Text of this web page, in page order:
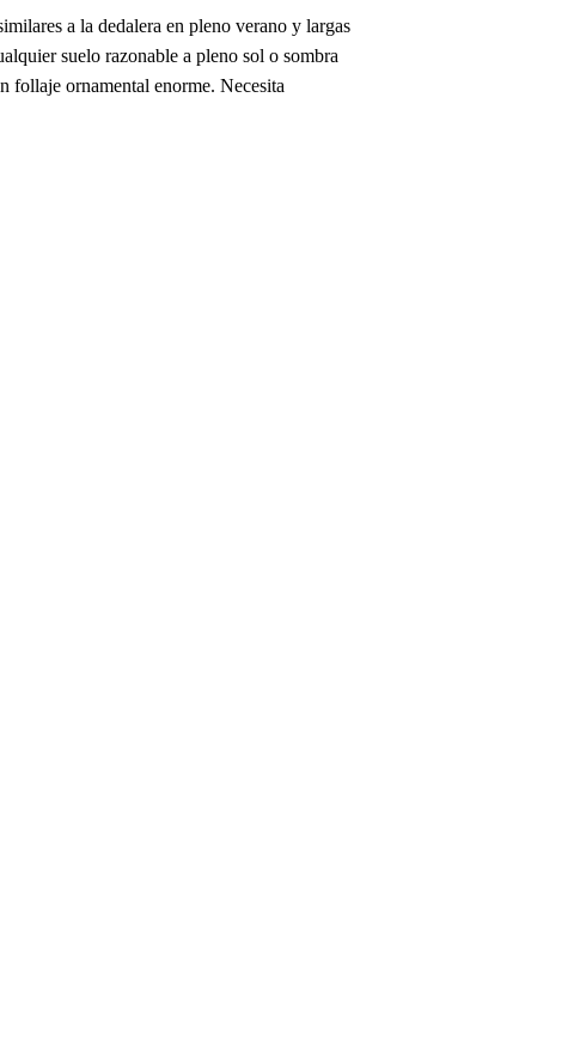
a la dedalera en pleno verano y largas
suelo razonable a pleno sol o sombra
follaje ornamental enorme. Necesita